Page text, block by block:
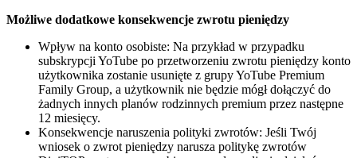
Możliwe dodatkowe konsekwencje zwrotu pieniędzy
Wpływ na konto osobiste: Na przykład w przypadku
subskrypcji YoTube po przetworzeniu zwrotu pieniędzy konto
użytkownika zostanie usunięte z grupy YoTube Premium
Family Group, a użytkownik nie będzie mógł dołączyć do
żadnych innych planów rodzinnych premium przez następne
12 miesięcy.
Konsekwencje naruszenia polityki zwrotów: Jeśli Twój
wniosek o zwrot pieniędzy narusza politykę zwrotów